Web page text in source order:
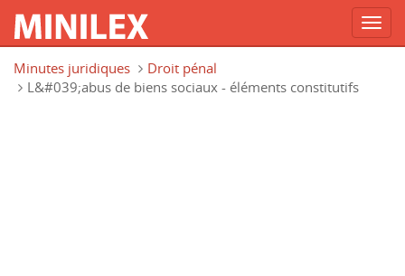
Minutes juridiques
Droit pénal
L&#039;abus de biens sociaux - éléments constitutifs